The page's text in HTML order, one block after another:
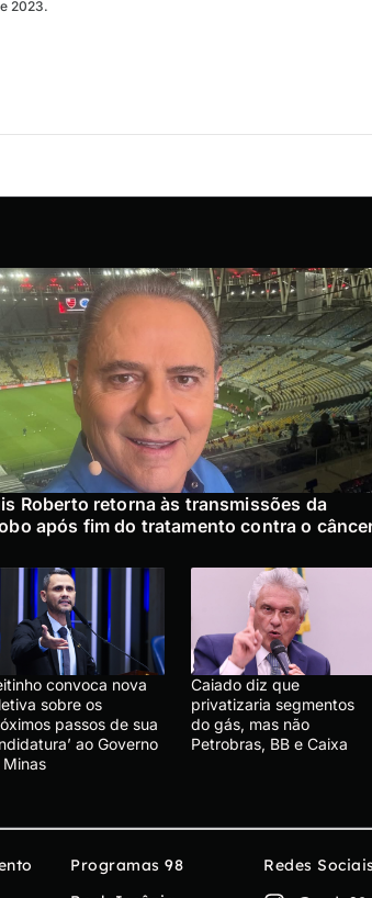
2023.
Roberto retorna às transmissões da
após fim do tratamento contra o
convoca nova
sobre os
passos de sua
ao Governo
Caiado diz que
privatizaria segmentos
do gás, mas não
Petrobras, BB e Caixa
Programas 98
Redes